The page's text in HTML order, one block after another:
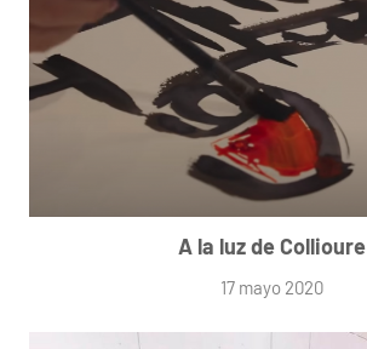
A la luz de Collioure
17 mayo 2020